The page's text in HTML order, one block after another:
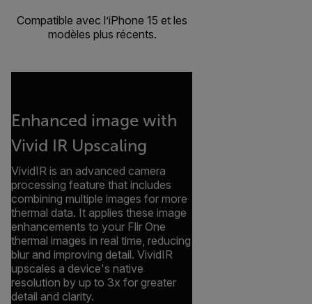
Compatible avec l’iPhone 15 et les
modèles plus récents.
Enhanced image with
Vivid IR Upscaling
VividIR is an advanced camera
processing feature that includes
combining multiple images for more
thermal data. It applies these image
enhancements to your Flir One
thermal images in real time, reducing
blur and improving detail. VividIR
upscales a device's native
resolution by up to 3x for greater
detail and clarity.